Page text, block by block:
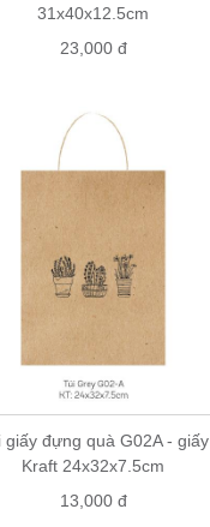
31x40x12.5cm
23,000 đ
giấy đựng quà G02A - giấy
Kraft 24x32x7.5cm
13,000 đ